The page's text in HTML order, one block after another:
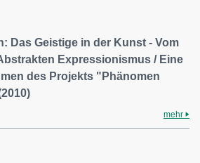
Das Geistige in der Kunst - Vom
Expressionismus / Eine
des Projekts "Phänomen
mehr